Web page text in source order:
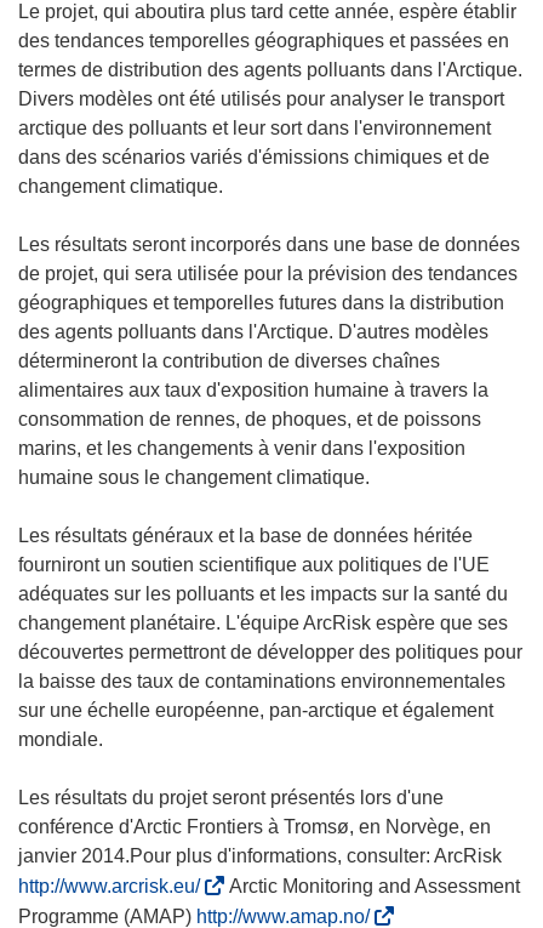
Le projet, qui aboutira plus tard cette année, espère établir
des tendances temporelles géographiques et passées en
termes de distribution des agents polluants dans l'Arctique.
Divers modèles ont été utilisés pour analyser le transport
arctique des polluants et leur sort dans l'environnement
dans des scénarios variés d'émissions chimiques et de
changement climatique.
Les résultats seront incorporés dans une base de données
de projet, qui sera utilisée pour la prévision des tendances
géographiques et temporelles futures dans la distribution
des agents polluants dans l'Arctique. D'autres modèles
détermineront la contribution de diverses chaînes
alimentaires aux taux d'exposition humaine à travers la
consommation de rennes, de phoques, et de poissons
marins, et les changements à venir dans l'exposition
humaine sous le changement climatique.
Les résultats généraux et la base de données héritée
fourniront un soutien scientifique aux politiques de l'UE
adéquates sur les polluants et les impacts sur la santé du
changement planétaire. L'équipe ArcRisk espère que ses
découvertes permettront de développer des politiques pour
la baisse des taux de contaminations environnementales
sur une échelle européenne, pan-arctique et également
mondiale.
Les résultats du projet seront présentés lors d'une
conférence d'Arctic Frontiers à Tromsø, en Norvège, en
janvier 2014.Pour plus d'informations, consulter: ArcRisk
http://www.arcrisk.eu/(
s
Arctic Monitoring and Assessment
Programme (AMAP) http://www.amap.no/(